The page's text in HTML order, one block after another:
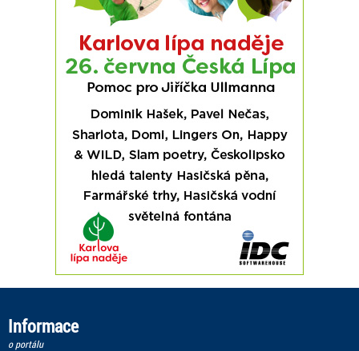
Informace
o portálu